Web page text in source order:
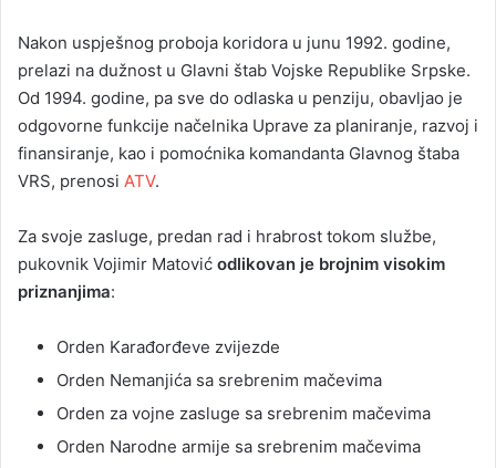
Nakon uspješnog proboja koridora u junu 1992. godine,
prelazi na dužnost u Glavni štab Vojske Republike Srpske.
Od 1994. godine, pa sve do odlaska u penziju, obavljao je
odgovorne funkcije načelnika Uprave za planiranje, razvoj i
finansiranje, kao i pomoćnika komandanta Glavnog štaba
VRS, prenosi ATV.
Za svoje zasluge, predan rad i hrabrost tokom službe,
pukovnik Vojimir Matović odlikovan je brojnim visokim
priznanjima:
Orden Karađorđeve zvijezde
Orden Nemanjića sa srebrenim mačevima
Orden za vojne zasluge sa srebrenim mačevima
Orden Narodne armije sa srebrenim mačevima